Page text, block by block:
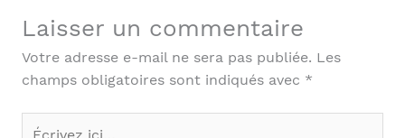
Laisser un commentaire
Votre adresse e-mail ne sera pas publiée. Les
champs obligatoires sont indiqués avec *
Écrivez